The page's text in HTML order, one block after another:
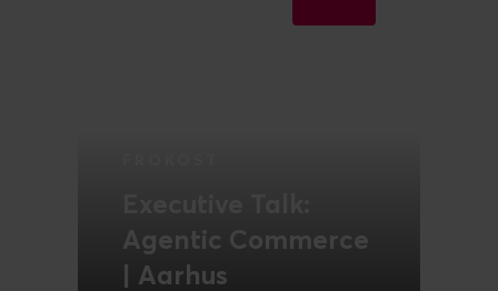
Agentic Commerce
| Aarhus